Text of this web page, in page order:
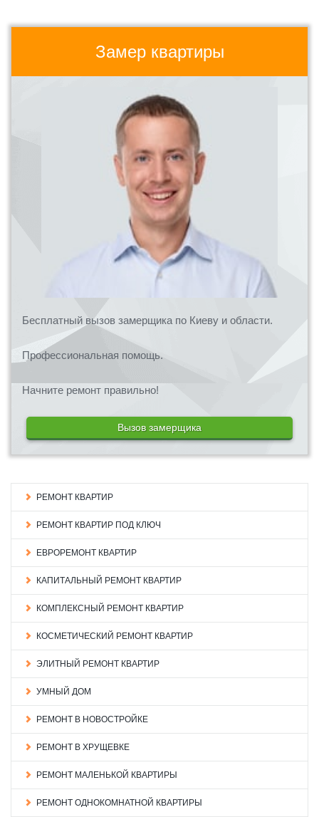
Замер квартиры
Бесплатный вызов замерщика по Киеву и области.
Профессиональная помощь.
Начните ремонт правильно!
Вызов замерщика
РЕМОНТ КВАРТИР
РЕМОНТ КВАРТИР ПОД КЛЮЧ
ЕВРОРЕМОНТ КВАРТИР
КАПИТАЛЬНЫЙ РЕМОНТ КВАРТИР
КОМПЛЕКСНЫЙ РЕМОНТ КВАРТИР
КОСМЕТИЧЕСКИЙ РЕМОНТ КВАРТИР
ЭЛИТНЫЙ РЕМОНТ КВАРТИР
УМНЫЙ ДОМ
РЕМОНТ В НОВОСТРОЙКЕ
РЕМОНТ В ХРУЩЕВКЕ
РЕМОНТ МАЛЕНЬКОЙ КВАРТИРЫ
РЕМОНТ ОДНОКОМНАТНОЙ КВАРТИРЫ